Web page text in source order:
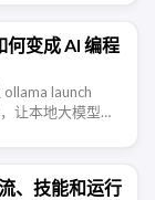
变成 AI 编程
launch
让本地大模型从
、技能和运行